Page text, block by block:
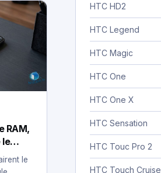
RAM,
le
le
HTC HD2
HTC Legend
HTC Magic
HTC One
HTC One X
HTC Sensation
HTC Touc Pro 2
HTC Touch Cruise